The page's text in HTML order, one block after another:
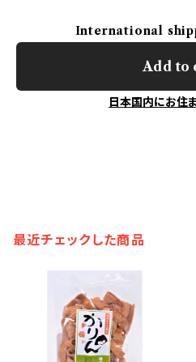
International
Add to
日本国内にお住
最近チェックした商品